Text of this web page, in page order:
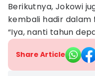
Berikutnya, Jokowi
kembali hadir
“Iya, nanti tahun
Share Article